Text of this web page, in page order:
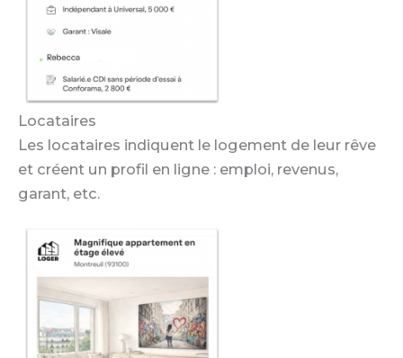
Locataires
Les locataires indiquent le logement de leur rêve
et créent un profil en ligne : emploi, revenus,
garant, etc.